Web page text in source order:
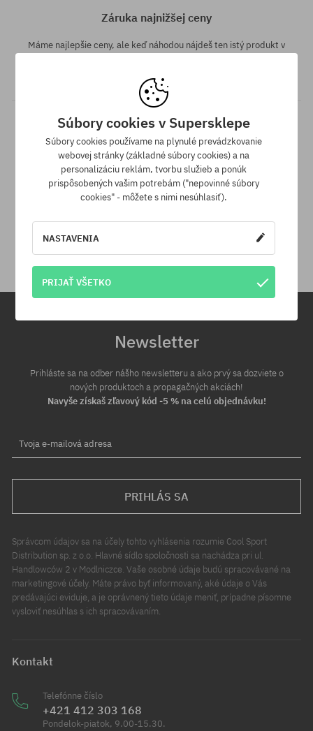
Záruka najnižšej ceny
Máme najlepšie ceny, ale keď náhodou nájdeš ten istý produkt v
Na vrátenie produktu máš 30 dní od dňa obdržania zásielky.
Newsletter
Prihláste sa na odber nášho newsletteru a ako prvý sa dozviete o
nových produktoch a propagačných akciách!
Navyše získaš zľavový kód -5 % na celú objednávku!
Tvoja e-mailová adresa
PRIHLÁS SA
Správcom údajov sa na účely tohto vyhlásenia rozumie Cool Sport
Distribution sp. z o.o. Hlavné sídlo spoločnosti sa nachádza pri ul.
Handlowców 2 v Modlniczce. Vaše osobné údaje budú spracovávané na
marketingové účely. Máte právo byť informovaný, aké údaje o Vás
predávajúci eviduje, a je oprávnený tieto údaje meniť, prípadne písomne
vysloviť nesúhlas s ich spracovávaním.
Kontakt
Telefónne číslo
+421 412 303 168
Pondelok-piatok, 9.00-15.30.
Súbory cookies v Supersklepe
Súbory cookies používame na plynulé prevádzkovanie
webovej stránky (základné súbory cookies) a na
personalizáciu reklám, tvorbu služieb a ponúk
prispôsobených vašim potrebám ("nepovinné súbory
cookies" - môžete s nimi nesúhlasiť).
NASTAVENIA
PRIJAŤ VŠETKO